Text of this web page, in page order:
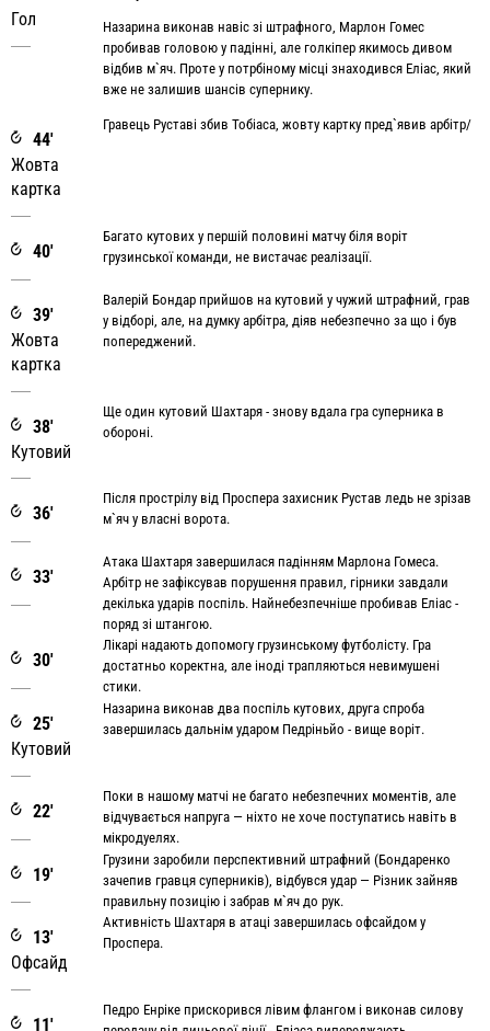
Гол
Назарина виконав навіс зі штрафного, Марлон Гомес
пробивав головою у падінні, але голкіпер якимось дивом
відбив м`яч. Проте у потрбіному місці знаходився Еліас, який
вже не залишив шансів супернику.
44'
Жовта
картка
Гравець Руставі збив Тобіаса, жовту картку пред`явив арбітр/
40'
Багато кутових у першій половині матчу біля воріт
грузинської команди, не вистачає реалізації.
39'
Жовта
картка
Валерій Бондар прийшов на кутовий у чужий штрафний, грав
у відборі, але, на думку арбітра, діяв небезпечно за що і був
попереджений.
38'
Кутовий
Ще один кутовий Шахтаря - знову вдала гра суперника в
обороні.
36'
Після прострілу від Проспера захисник Рустав ледь не зрізав
м`яч у власні ворота.
33'
Атака Шахтаря завершилася падінням Марлона Гомеса.
Арбітр не зафіксував порушення правил, гірники завдали
декілька ударів поспіль. Найнебезпечніше пробивав Еліас -
поряд зі штангою.
30'
Лікарі надають допомогу грузинському футболісту. Гра
достатньо коректна, але іноді трапляються невимушені
стики.
25'
Кутовий
Назарина виконав два поспіль кутових, друга спроба
завершилась дальнім ударом Педріньйо - вище воріт.
22'
Поки в нашому матчі не багато небезпечних моментів, але
відчувається напруга — ніхто не хоче поступатись навіть в
мікродуелях.
19'
Грузини заробили перспективний штрафний (Бондаренко
зачепив гравця суперників), відбувся удар — Різник зайняв
правильну позицію і забрав м`яч до рук.
13'
Офсайд
Активність Шахтаря в атаці завершилась офсайдом у
Проспера.
11'
Педро Енріке прискорився лівим флангом і виконав силову